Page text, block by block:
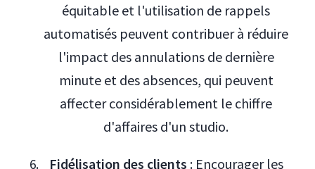
équitable et l'utilisation de rappels
automatisés peuvent contribuer à réduire
l'impact des annulations de dernière
minute et des absences, qui peuvent
affecter considérablement le chiffre
d'affaires d'un studio.
Fidélisation des clients : Encourager les